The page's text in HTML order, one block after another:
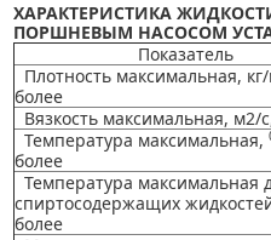
ХАРАКТЕРИСТИКА
ПОРШНЕВЫМ НАСОСОМ
Показатель
Плотность максимальная,
более
Вязкость максимальная, м2/
Температура максимальная,
более
Температура максимальная
спиртосодержащих
более